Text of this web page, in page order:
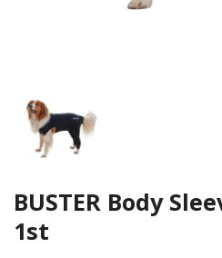
BUSTER Body
1st